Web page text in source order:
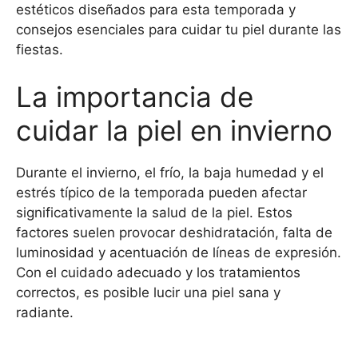
estéticos diseñados para esta temporada y
consejos esenciales para cuidar tu piel durante las
fiestas.
La importancia de
cuidar la piel en invierno
Durante el invierno, el frío, la baja humedad y el
estrés típico de la temporada pueden afectar
significativamente la salud de la piel. Estos
factores suelen provocar deshidratación, falta de
luminosidad y acentuación de líneas de expresión.
Con el cuidado adecuado y los tratamientos
correctos, es posible lucir una piel sana y
radiante.